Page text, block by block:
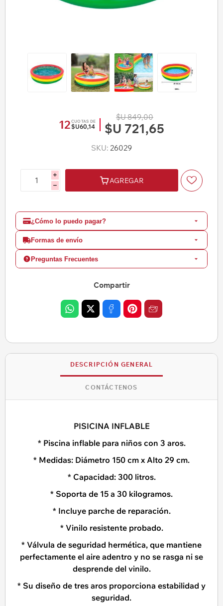
12 CUOTAS DE
$U60,14
$U 849,00
$U 721,65
SKU: 26029
i
h
AGREGAR
¿Cómo lo puedo pagar?
Formas de envío
Preguntas Frecuentes
Compartir
DESCRIPCIÓN GENERAL
CONTÁCTENOS
PISICINA INFLABLE
* Piscina inflable para niños con 3 aros.
* Medidas: Diámetro 150 cm x Alto 29 cm.
* Capacidad: 300 litros.
* Soporta de 15 a 30 kilogramos.
* Incluye parche de reparación.
* Vinilo resistente probado.
* Válvula de seguridad hermética, que mantiene
perfectamente el aire adentro y no se rasga ni se
desprende del vinilo.
* Su diseño de tres aros proporciona estabilidad y
seguridad.